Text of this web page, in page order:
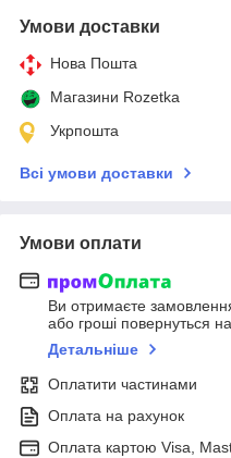
Умови доставки
Нова Пошта
Магазини Rozetka
Укрпошта
Всі умови доставки
Умови оплати
Ви отримаєте
або гроші повернуться
Детальніше
Оплатити частинами
Оплата на рахунок
Оплата картою Visa,